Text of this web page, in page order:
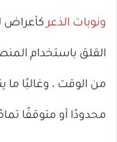
ونوبات الذعر كأعراض
القلق باستخدام
من الوقت ، وغالبًا
محدودًا أو متوقفًا